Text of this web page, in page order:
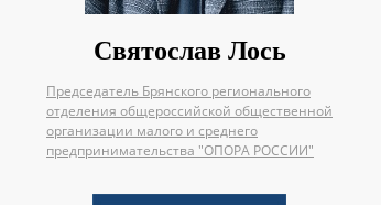
Святослав Лось
Председатель Брянского регионального
отделения общероссийской общественной
организации малого и среднего
предпринимательства "ОПОРА РОССИИ"